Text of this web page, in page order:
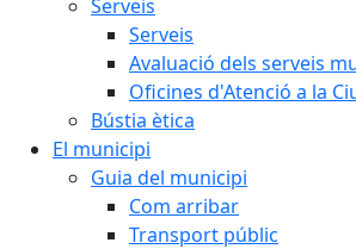
Serveis
Serveis
Avaluació dels serveis
Oficines d'Atenció a la
Bústia ètica
El municipi
Guia del municipi
Com arribar
Transport públic